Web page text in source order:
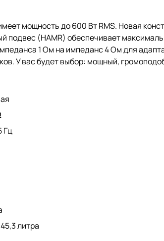
мощность до 600 Вт RMS. Новая
подвес (HAMR) обеспечивает
1 Ом на импеданс 4 Ом для
У вас будет выбор: мощный,
Гц
литра